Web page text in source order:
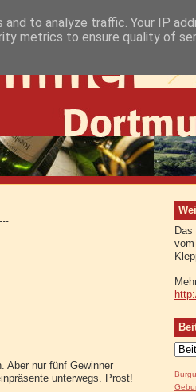
Aber nur fünf Gewinner
unterwegs. Prost!
vom
to analyze traffic. Your IP
metrics to ensure quality of